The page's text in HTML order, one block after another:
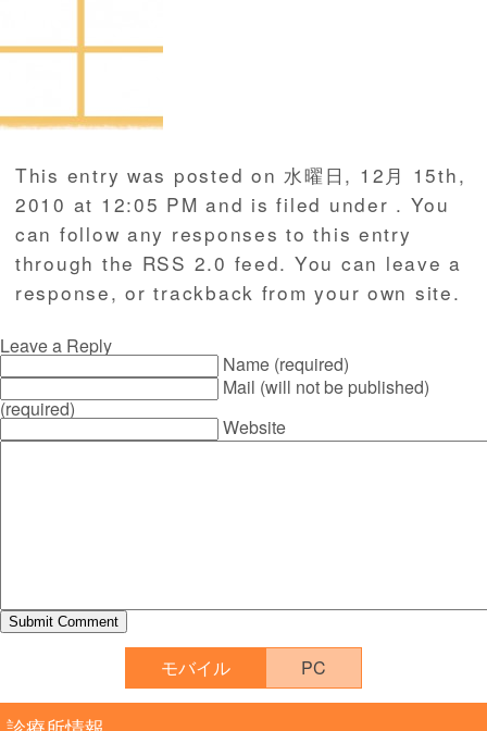
This entry was posted on 水曜日, 12月 15th,
2010 at 12:05 PM and is filed under . You
can follow any responses to this entry
through the RSS 2.0 feed. You can leave a
response, ortrackback from your own site.
Leave a Reply
Name (required)
Mail (will not be published)
(required)
Website
モバイル PC